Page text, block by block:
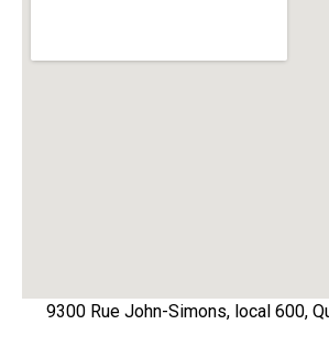
9300 Rue John-Simons, local 600,